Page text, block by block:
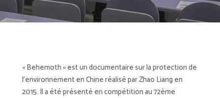
« Behemoth » est un documentaire sur la protection de
l’environnement en Chine réalisé par Zhao Liang en
2015. Il a été présenté en compétition au 72ème